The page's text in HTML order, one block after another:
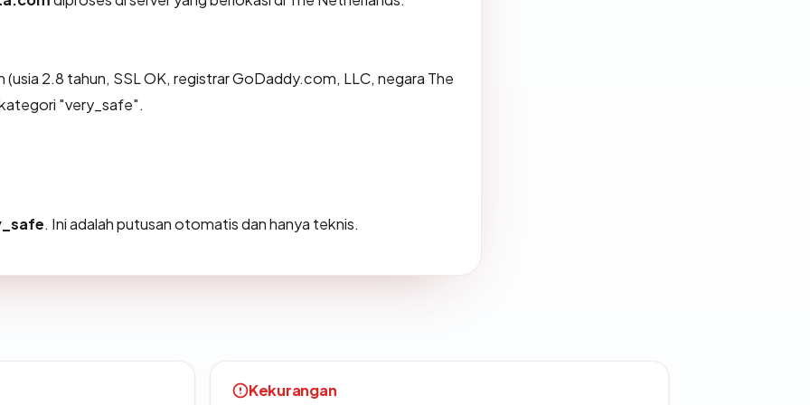
2.8 tahun, SSL OK, registrar GoDaddy.com, LLC, negara The
"very_safe".
. Ini adalah putusan otomatis dan hanya teknis.
Kekurangan